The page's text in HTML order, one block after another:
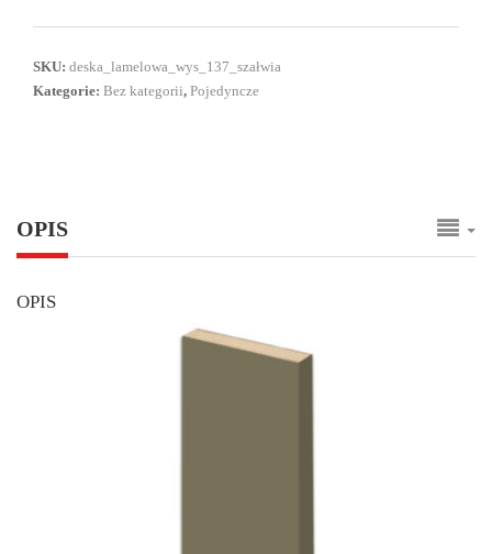
SKU: deska_lamelowa_wys_137_szałwia
Kategorie: Bez kategorii, Pojedyncze
OPIS
OPIS